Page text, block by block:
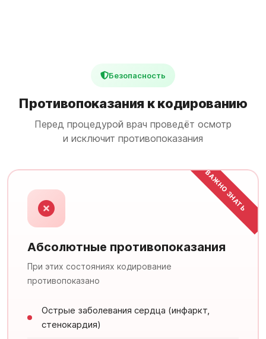
Безопасность
Противопоказания к кодированию
Перед процедурой врач проведёт осмотр
и исключит противопоказания
ВАЖНО ЗНАТЬ
Абсолютные противопоказания
При этих состояниях кодирование
противопоказано
Острые заболевания сердца (инфаркт,
стенокардия)